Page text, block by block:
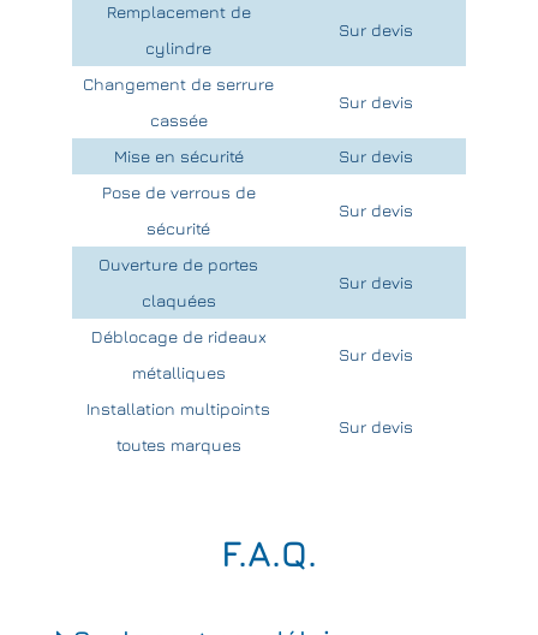
Remplacement de
cylindre
Sur devis
Changement de serrure
cassée
Sur devis
Mise en sécurité
Sur devis
Pose de verrous de
sécurité
Sur devis
Ouverture de portes
claquées
Sur devis
Déblocage de rideaux
métalliques
Sur devis
Installation multipoints
toutes marques
Sur devis
F.A.Q.